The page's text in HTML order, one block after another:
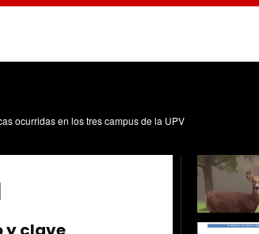
ocurridas en los tres campus de la UPV